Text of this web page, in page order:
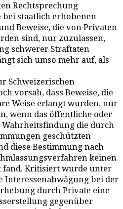
Rechtsprechung
bei staatlich erhobenen
Beweise, die von Privaten
sind, nur zuzulassen,
schwerer Straftaten
sich umso mehr auf, als
Schweizerischen
vorsah, dass Beweise, die
Weise erlangt wurden, nur
wenn das öffentliche oder
die durch
geschützten
diese Bestimmung nach
keinen
fand. Kritisiert wurde unter
Interessenabwägung bei der
durch Private eine
gegenüber